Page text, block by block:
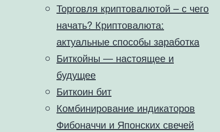
Торговля криптовалютой – с чего
начать? Криптовалюта:
актуальные способы заработка
Биткойны — настоящее и
будущее
Биткоин бит
Комбинирование индикаторов
Фибоначчи и Японских свечей